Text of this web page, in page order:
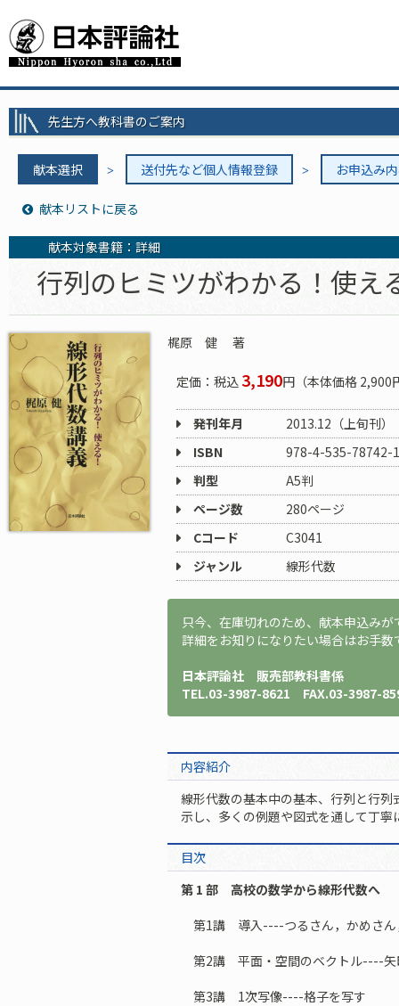
先生方へ教科書のご案内
献本選択 送付先など個人情報登録 お申込み
献本リストに戻る
献本対象書籍：詳細
行列のヒミツがわかる！使え
梶原 健 著
定価：税込 3,190円（本体価格 2,900
発刊年月
2013.12（上旬刊）
ISBN
978-4-535-78742-1
判型
A5判
ページ数
280ページ
Cコード
C3041
ジャンル
線形代数
只今、在庫切れのため、献本申込みが
詳細をお知りになりたい場合はお手
日本評論社 販売部教科書係
TEL.03-3987-8621 FAX.03-3987-
内容紹介
線形代数の基本中の基本、行列と行
示し、多くの例題や図式を通して丁寧
目次
第 1 部 高校の数学から線形代数へ
第1講 導入----つるさん，かめさん
第2講 平面・空間のベクトル----矢
第3講 1次写像----格子を写す